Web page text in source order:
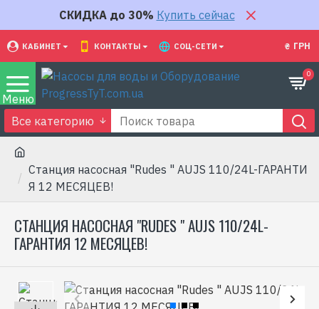
СКИДКА до 30% Купить сейчас
КАБИНЕТ КОНТАКТЫ СОЦ-СЕТИ ₴ ГРН
0
Все категорию
Станция насосная "Rudes " AUJS 110/24L-ГАРАНТИ
Я 12 МЕСЯЦЕВ!
СТАНЦИЯ НАСОСНАЯ "RUDES " AUJS 110/24L-
ГАРАНТИЯ 12 МЕСЯЦЕВ!